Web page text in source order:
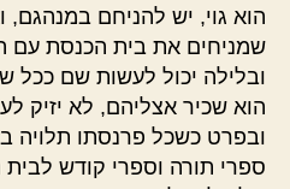
הוא גוי, יש להניחם במנהגם,
שמניחים את בית הכנסת עם
ובלילה יכול לעשות שם ככל
הוא שכיר אצליהם, לא יזיק
ובפרט כשכל פרנסתו תלויה
ספרי תורה וספרי קודש